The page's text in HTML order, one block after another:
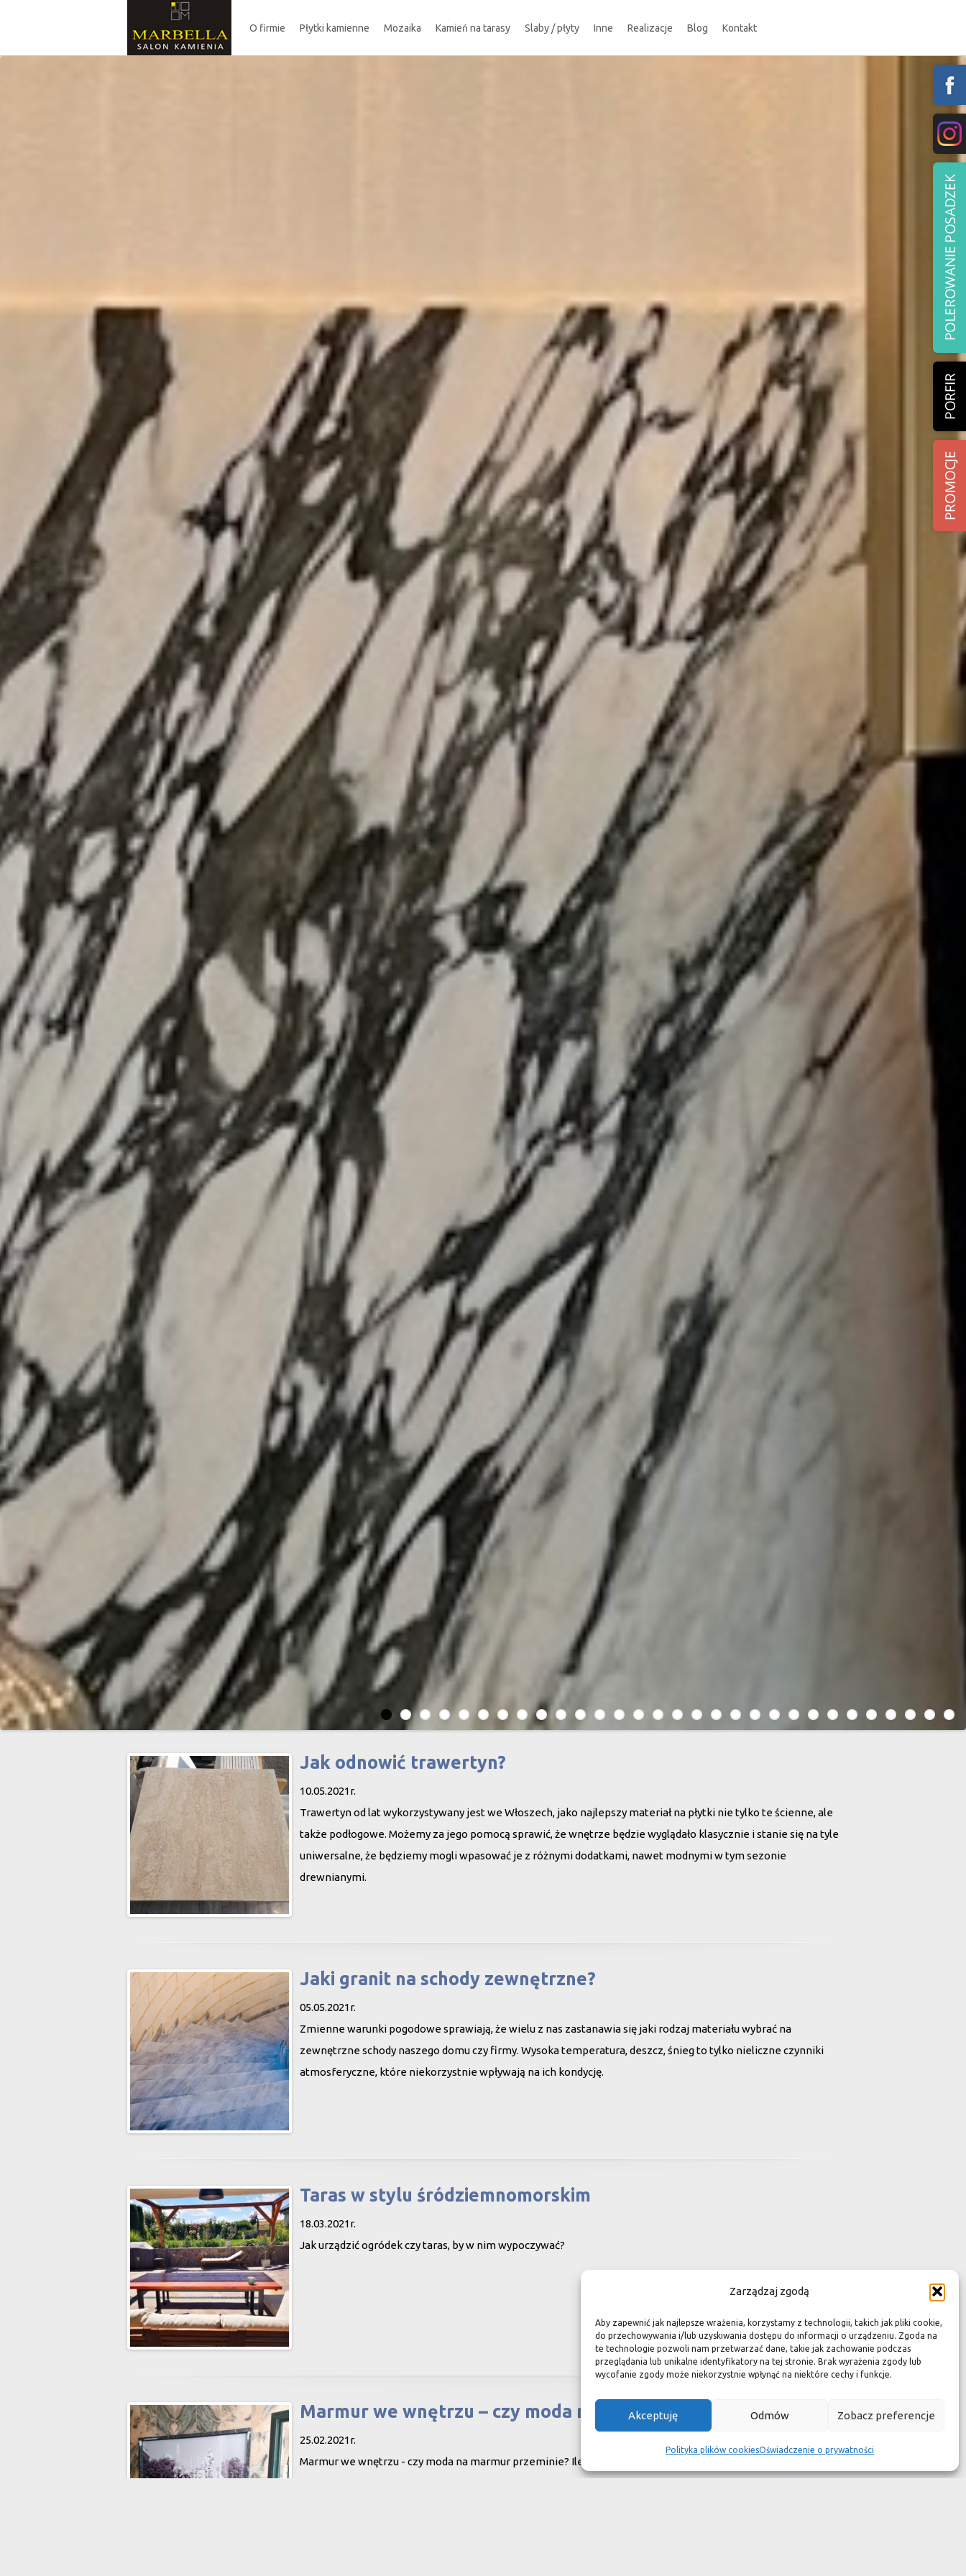
Zarządzaj zgodą
Aby zapewnić jak najlepsze wrażenia, korzystamy z technologii, takich jak pliki cookie,
do przechowywania i/lub uzyskiwania dostępu do informacji o urządzeniu. Zgoda na
te technologie pozwoli nam przetwarzać dane, takie jak zachowanie podczas
przeglądania lub unikalne identyfikatory na tej stronie. Brak wyrażenia zgody lub
wycofanie zgody może niekorzystnie wpłynąć na niektóre cechy i funkcje.
Akceptuję Odmów Zobacz preferencje
Polityka plików cookiesOświadczenie o prywatności
O firmie Płytki kamienne Mozaika Kamień na tarasy Slaby / płyty Inne Realizacje Blog Kontakt
Jak odnowić trawertyn?
10.05.2021r.
Trawertyn od lat wykorzystywany jest we Włoszech, jako najlepszy materiał na płytki nie tylko te ścienne, ale
także podłogowe. Możemy za jego pomocą sprawić, że wnętrze będzie wyglądało klasycznie i stanie się na tyle
uniwersalne, że będziemy mogli wpasować je z różnymi dodatkami, nawet modnymi w tym sezonie
drewnianymi.
Jaki granit na schody zewnętrzne?
05.05.2021r.
Zmienne warunki pogodowe sprawiają, że wielu z nas zastanawia się jaki rodzaj materiału wybrać na
zewnętrzne schody naszego domu czy firmy. Wysoka temperatura, deszcz, śnieg to tylko nieliczne czynniki
atmosferyczne, które niekorzystnie wpływają na ich kondycję.
Taras w stylu śródziemnomorskim
18.03.2021r.
Jak urządzić ogródek czy taras, by w nim wypoczywać?
Marmur we wnętrzu – czy moda na marmur przeminie?
25.02.2021r.
Marmur we wnętrzu - czy moda na marmur przeminie? Ile go potrzeba, by zrobił efekt?